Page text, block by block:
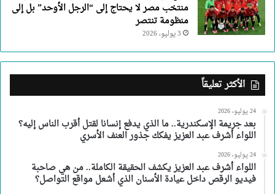
منتخب مصر لا يحتاج إلى “الرجل الأوحد” بل إلى
منظومة تنتصر
3 يوليو، 2026
الأكثر تعليقاً
24 يوليو، 2026
بعد جريمة الإسكندرية.. ما الذي يدفع إنسانا لقتل أقرب الناس إليه؟
اللواء أشرف عبد العزيز يفكك جذور العنف الأسري
24 يوليو، 2026
اللواء أشرف عبد العزيز يكشف الحقيقة الكاملة.. من هي صاحبة
فيديو الرقص داخل عيادة الأسنان الذي أشعل مواقع التواصل؟